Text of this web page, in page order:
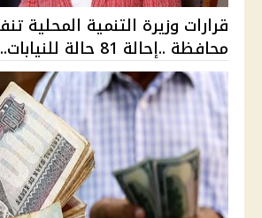
محافظة ..إحالة 81 حالة للنيابات...